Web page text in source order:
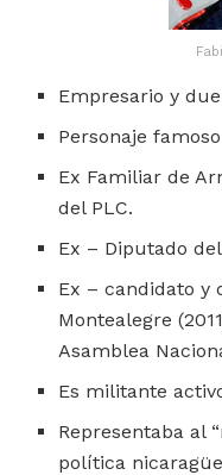
Empresario y
Personaje
Ex Familiar de
del PLC.
Ex – Diputado
Ex – candidato y
Montealegre
Asamblea
Es militante
Representaba al
política